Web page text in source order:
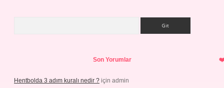
Son Yorumlar
Hentbolda 3 adım kuralı nedir ? için admin